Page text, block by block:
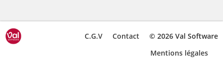
© 2026 Val Software
Contact
C.G.V
Mentions légales